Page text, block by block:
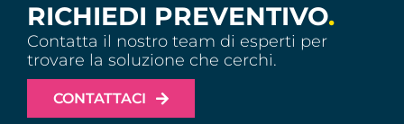
RICHIEDI PREVENTIVO.
Contatta il nostro team di esperti per
trovare la soluzione che cerchi.
CONTATTACI